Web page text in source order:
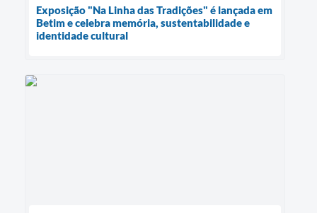
Exposição "Na Linha das Tradições" é lançada em
Betim e celebra memória, sustentabilidade e
identidade cultural